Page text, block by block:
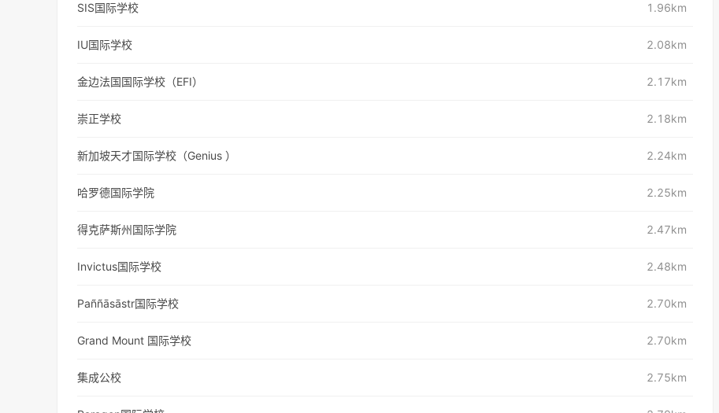
SIS国际学校 1.96km
IU国际学校 2.08km
金边法国国际学校（EFI） 2.17km
崇正学校 2.18km
新加坡天才国际学校（Genius ） 2.24km
哈罗德国际学院 2.25km
得克萨斯州国际学院 2.47km
Invictus国际学校 2.48km
Paññāsāstr国际学校 2.70km
Grand Mount 国际学校 2.70km
集成公校 2.75km